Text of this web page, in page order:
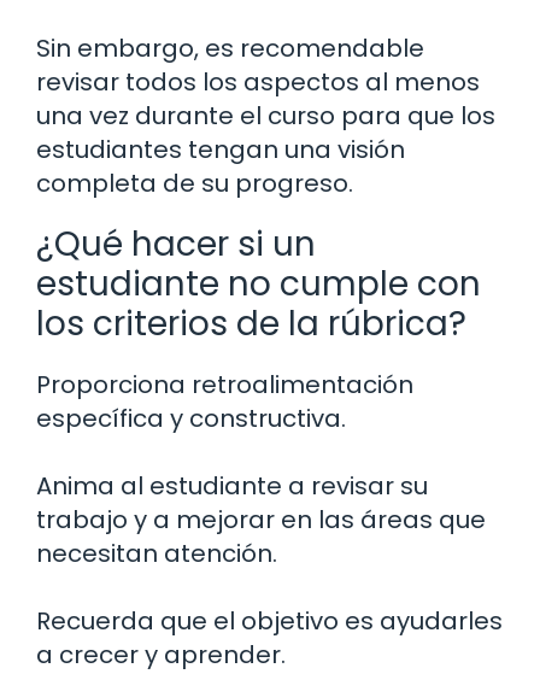
Sin embargo, es recomendable
revisar todos los aspectos al menos
una vez durante el curso para que los
estudiantes tengan una visión
completa de su progreso.
¿Qué hacer si un
estudiante no cumple con
los criterios de la rúbrica?
Proporciona retroalimentación
específica y constructiva.
Anima al estudiante a revisar su
trabajo y a mejorar en las áreas que
necesitan atención.
Recuerda que el objetivo es ayudarles
a crecer y aprender.